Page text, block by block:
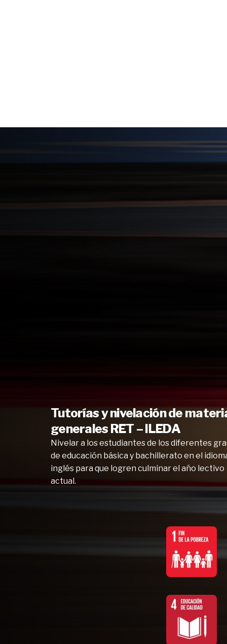
Tutorías y nivelación de
generales RET – ILEDA
Nivelar a los estudiantes de los diferentes
de educación básica y bachillerato en el
inglés para que logren culminar el año lectivo
actual.